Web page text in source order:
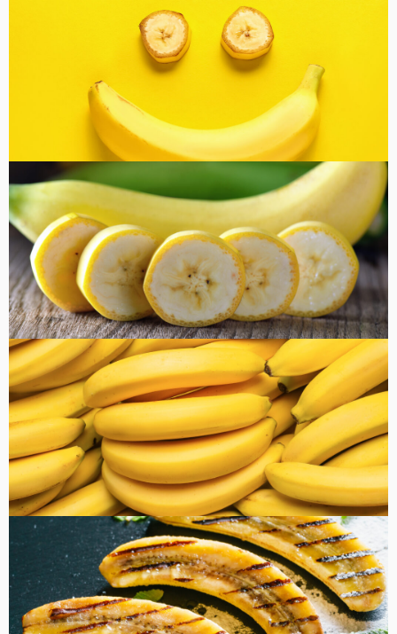
コラム
健康・美容
FOOD